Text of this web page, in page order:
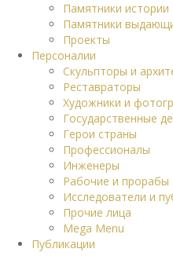
Памятники истории
Памятники
Проекты
Персоналии
Скульпторы и
Реставраторы
Художники и
Государственные
Герои страны
Профессионалы
Инженеры
Рабочие и прорабы
Исследователи и
Прочие лица
Mega Menu
Публикации